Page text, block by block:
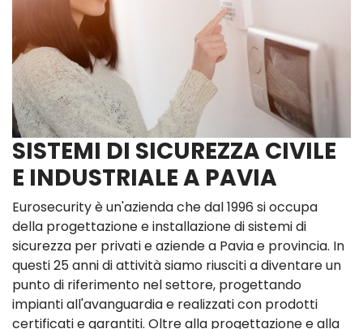
SISTEMI DI SICUREZZA CIVILE
E INDUSTRIALE A PAVIA
Eurosecurity è un'azienda che dal 1996 si occupa
della progettazione e installazione di sistemi di
sicurezza per privati e aziende a Pavia e provincia. In
questi 25 anni di attività siamo riusciti a diventare un
punto di riferimento nel settore, progettando
impianti all'avanguardia e realizzati con prodotti
certificati e garantiti. Oltre alla progettazione e alla